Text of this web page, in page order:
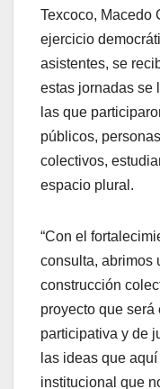
Texcoco, Macedo
ejercicio
asistentes, se
estas jornadas se
las que
públicos,
colectivos,
espacio plural.
“Con el
consulta, abrimos
construcción
proyecto que
participativa y de
las ideas que
institucional que